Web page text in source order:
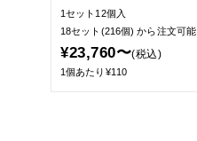
1セット12個入
18セット(216個)から注文可能
¥23,760〜(税込)
1個あたり¥110